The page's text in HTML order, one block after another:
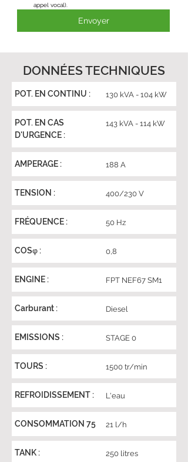
appel vocal).
Envoyer
DONNÉES TECHNIQUES
POT. EN CONTINU : 130 kVA - 104 kW
POT. EN CAS
D'URGENCE :
143 kVA - 114 kW
AMPERAGE : 188 A
TENSION : 400/230 V
FRÉQUENCE : 50 Hz
COSφ : 0,8
ENGINE : FPT NEF67 SM1
Carburant : Diesel
EMISSIONS : STAGE 0
TOURS : 1500 tr/min
REFROIDISSEMENT : L'eau
CONSOMMATION 75 21 l/h
TANK : 250 litres